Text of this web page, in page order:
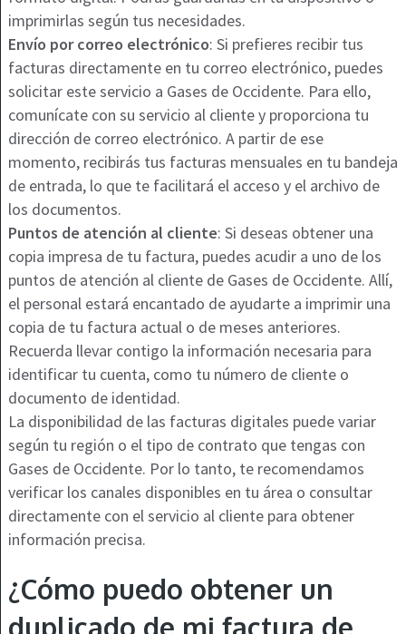
imprimirlas según tus necesidades.
Envío por correo electrónico: Si prefieres recibir tus
facturas directamente en tu correo electrónico, puedes
solicitar este servicio a Gases de Occidente. Para ello,
comunícate con su servicio al cliente y proporciona tu
dirección de correo electrónico. A partir de ese
momento, recibirás tus facturas mensuales en tu bandeja
de entrada, lo que te facilitará el acceso y el archivo de
los documentos.
Puntos de atención al cliente: Si deseas obtener una
copia impresa de tu factura, puedes acudir a uno de los
puntos de atención al cliente de Gases de Occidente. Allí,
el personal estará encantado de ayudarte a imprimir una
copia de tu factura actual o de meses anteriores.
Recuerda llevar contigo la información necesaria para
identificar tu cuenta, como tu número de cliente o
documento de identidad.
La disponibilidad de las facturas digitales puede variar
según tu región o el tipo de contrato que tengas con
Gases de Occidente. Por lo tanto, te recomendamos
verificar los canales disponibles en tu área o consultar
directamente con el servicio al cliente para obtener
información precisa.
¿Cómo puedo obtener un
duplicado de mi factura de